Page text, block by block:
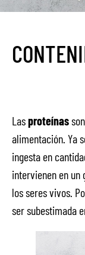
Lasproteínas
alimentación. Ya
ingesta en
intervienen en un
los seres vivos.
ser subestimada